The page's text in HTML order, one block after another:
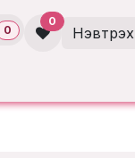
0
0
Нэвтрэх